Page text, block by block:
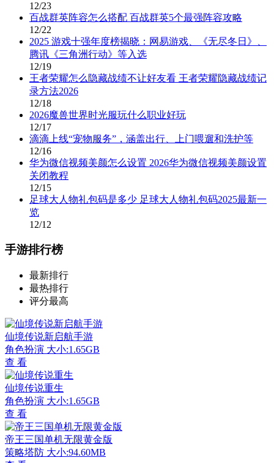
12/23
百战群英阵容怎么搭配 百战群英5个最强阵容攻略
12/22
2025 游戏十强年度榜揭晓：网易游戏、《无尽冬日》、
腾讯《三角洲行动》等入选
12/19
王者荣耀怎么隐藏战绩不让好友看 王者荣耀隐藏战绩记
录方法2026
12/18
2026魔兽世界时光服玩什么职业好玩
12/17
滴滴上线“宠物服务”，涵盖出行、上门喂遛和洗护等
12/16
华为微信视频美颜怎么设置 2026华为微信视频美颜设置
关闭教程
12/15
足球大人物礼包码是多少 足球大人物礼包码2025最新一
览
12/12
手游排行榜
最新排行
最热排行
评分最高
仙境传说新启航手游
角色扮演 大小:1.65GB
查 看
仙境传说重生
角色扮演 大小:1.65GB
查 看
帝王三国单机无限黄金版
策略塔防 大小:94.60MB